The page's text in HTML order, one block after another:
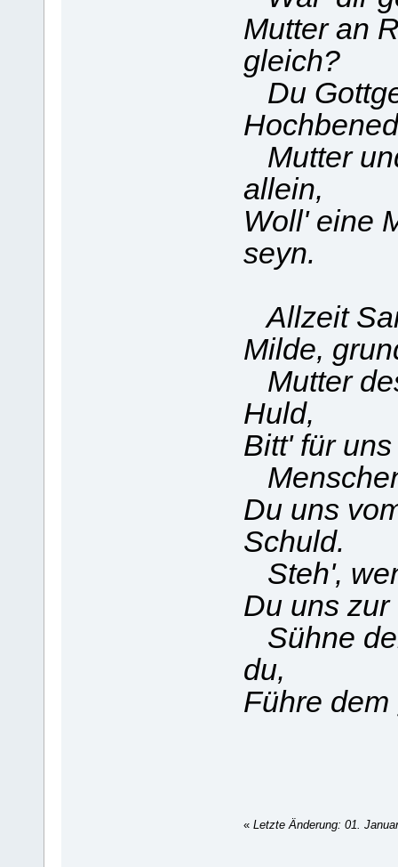
Mutter an
gleich?
Du
Mutter
allein,
Woll' eine
seyn.
Allzeit
Milde,
Mutter
Huld,
Bitt' für
Du uns
Schuld.
Steh',
Du uns zur
Sühne
du,
Führe
« Letzte Änderung: 01.